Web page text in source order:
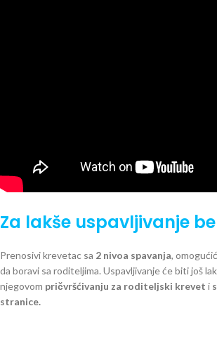
Za lakše uspavljivanje
Prenosivi krevetac sa 2 nivoa spavanja,
da boravi sa roditeljima. Uspavljivanje će biti još
njegovom pričvršćivanju za roditeljski krevet i
stranice.